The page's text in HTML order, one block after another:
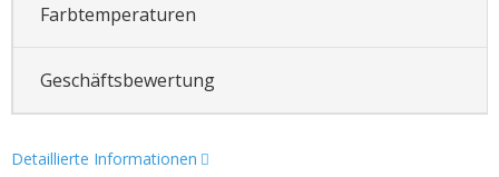
Farbtemperaturen
Geschäftsbewertung
Detaillierte Informationen